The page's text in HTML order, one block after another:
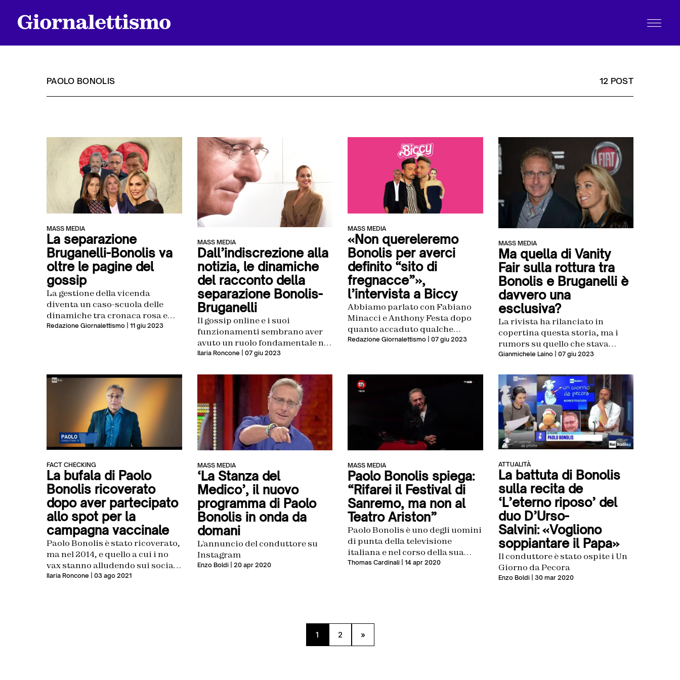
Chi siamo
PAOLO BONOLIS 12 POST
MASS MEDIA
La separazione
Bruganelli-Bonolis va
oltre le pagine del
gossip
La gestione della vicenda
diventa un caso-scuola delle
dinamiche tra cronaca rosa e
gestione dei rumors
Redazione Giornalettismo | 11 giu 2023
MASS MEDIA
Dall’indiscrezione alla
notizia, le dinamiche
del racconto della
separazione Bonolis-
Bruganelli
Il gossip online e i suoi
funzionamenti sembrano aver
avuto un ruolo fondamentale nel
modo in cui la separazione tra
è stata annunciata al mondo
Ilaria Roncone | 07 giu 2023
MASS MEDIA
«Non quereleremo
Bonolis per averci
definito “sito di
fregnacce”»,
l’intervista a Biccy
Abbiamo parlato con Fabiano
Minacci e Anthony Festa dopo
quanto accaduto qualche
settimana fa, alla luce della
Redazione Giornalettismo | 07 giu 2023
MASS MEDIA
Ma quella di Vanity
Fair sulla rottura tra
Bonolis e Bruganelli è
davvero una
esclusiva?
La rivista ha rilanciato in
copertina questa storia, ma i
rumors su quello che stava
avvenendo erano stati riportati
Dagospia e altri blog
Gianmichele Laino| 07 giu 2023
FACT CHECKING
La bufala di Paolo
Bonolis ricoverato
dopo aver partecipato
allo spot per la
campagna vaccinale
Paolo Bonolis è stato ricoverato,
ma nel 2014, e quello a cui i no
vax stanno alludendo sui social
non ha alcuna base concreta
Ilaria Roncone | 03 ago 2021
MASS MEDIA
‘La Stanza del
Medico’, il nuovo
programma di Paolo
Bonolis in onda da
domani
L’annuncio del conduttore su
Instagram
Enzo Boldi| 20 apr 2020
MASS MEDIA
Paolo Bonolis spiega:
“Rifarei il Festival di
Sanremo, ma non al
Teatro Ariston”
Paolo Bonolis è uno degli uomini
di punta della televisione
italiana e nel corso della sua
carriera è passato senza
Thomas Cardinali | 14 apr 2020
ATTUALITÀ
La battuta di Bonolis
sulla recita de
‘L’eterno riposo’ del
duo D’Urso-
Salvini: «Vogliono
soppiantare il Papa»
Il conduttore è stato ospite i Un
Giorno da Pecora
Enzo Boldi| 30 mar 2020
1 2 »